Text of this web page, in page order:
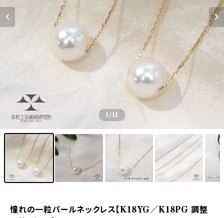
1/11
憧れの一粒パールネックレス【K18YG／K18PG 調整